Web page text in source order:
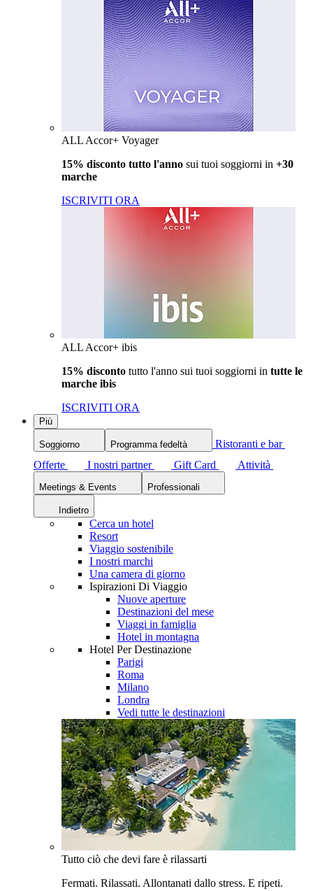
ALL Accor+ Voyager
15% disconto tutto l'anno sui tuoi soggiorni in +30
marche
ISCRIVITI ORA
ALL Accor+ ibis
15% disconto tutto l'anno sui tuoi soggiorni in tutte le
marche ibis
ISCRIVITI ORA
Più
Soggiorno Programma fedeltà
Ristoranti e bar
Offerte
I nostri partner Gift Card Attività
Meetings & Events Professionali
Indietro
Cerca un hotel
Resort
Viaggio sostenibile
I nostri marchi
Una camera di giorno
Ispirazioni Di Viaggio
Nuove aperture
Destinazioni del mese
Viaggi in famiglia
Hotel in montagna
Hotel Per Destinazione
Parigi
Roma
Milano
Londra
Vedi tutte le destinazioni
Tutto ciò che devi fare è rilassarti
Fermati. Rilassati. Allontanati dallo stress. E ripeti.